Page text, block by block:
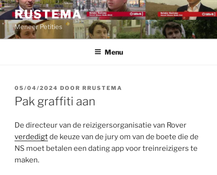
Ga
naar
inhoud
RUSTEMA
Meneer Petities
Menu
GEPLAATST
OP
05/04/2024 DOOR RRUSTEMA
Pak graffiti aan
De directeur van de reizigersorganisatie van Rover
verdedigtde keuze van de jury om van de boete die de
NS moet betalen een dating app voor treinreizigers te
maken.